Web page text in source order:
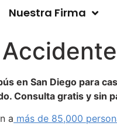
Nuestra Firma
en San Diego para
Consulta gratis y sin
a más de 85,000